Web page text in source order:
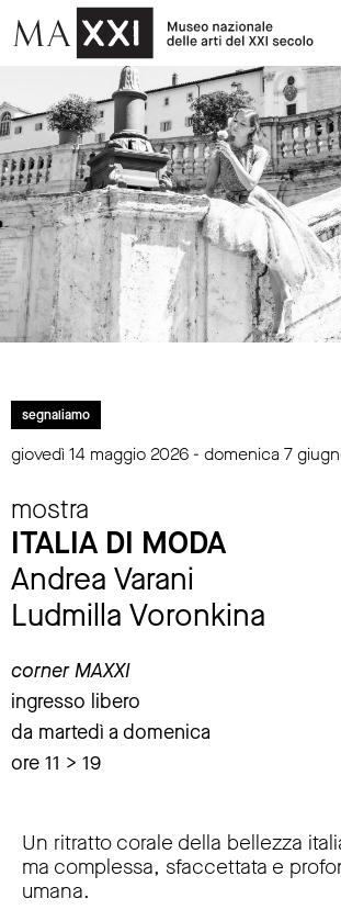
segnaliamo
giovedì 14 maggio 2026 - domenica 7
mostra
ITALIA DI MODA
Andrea Varani
Ludmilla Voronkina
corner MAXXI
ingresso libero
da martedì a domenica
ore 11 > 19
Un ritratto corale della bellezza
ma complessa, sfaccettata e
umana.